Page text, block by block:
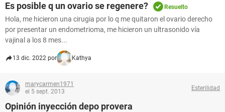
Es posible q un ovario se regenere? Resuelto
Hola, me hicieron una cirugia por lo q me quitaron el ovario derecho
por presentar un endometrioma, me hicieron un ultrasonido vía
vajinal a los 8 mes...
13 dic. 2022 por Kathya
marycarmen1971
el 5 sept. 2013
Esterilidad
Opinión inyección depo provera